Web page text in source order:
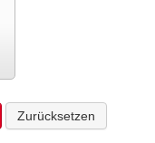
Zurücksetzen